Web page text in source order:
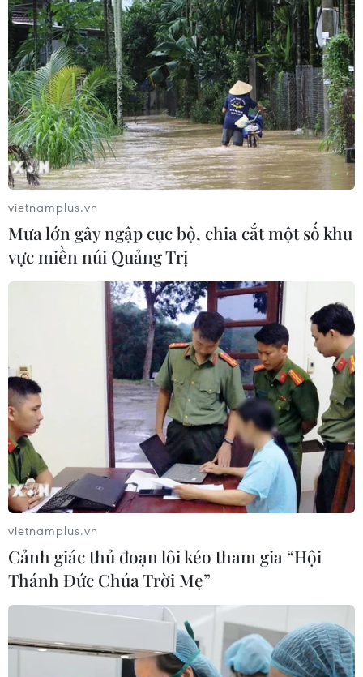
vietnamplus.vn
Mưa lớn gây ngập cục bộ, chia cắt một số khu
vực miền núi Quảng Trị
vietnamplus.vn
Cảnh giác thủ đoạn lôi kéo tham gia “Hội
Thánh Đức Chúa Trời Mẹ”